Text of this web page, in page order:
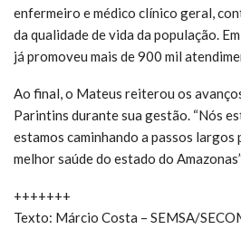
enfermeiro e médico clínico geral,
da qualidade de vida da população.
já promoveu mais de 900 mil
Ao final, o Mateus reiterou os
Parintins durante sua gestão. “Nós
estamos caminhando a passos largos
melhor saúde do estado do
+++++++
Texto: Márcio Costa – SEMSA/